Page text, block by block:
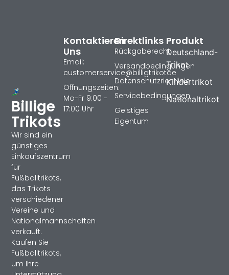
Billige
Trikots
Wir sind ein
günstiges
Einkaufszentrum
für
Fußballtrikots,
das Trikots
verschiedener
Vereine und
Nationalmannschaften
verkauft.
Kaufen Sie
Fußballtrikots,
um Ihre
Produkt
Deutschland-
Trikot
Kindertrikot
Nationaltrikot
Direktlinks
Rückgaberecht
Versandbedingungen
Datenschutzrichtlinie
Servicebedingungen
Geistiges
Eigentum
Kontaktieren
Uns
Email:
customerservice@billigtrikotde
Öffnungszeiten:
Mo-Fr 9:00 -
17:00 Uhr